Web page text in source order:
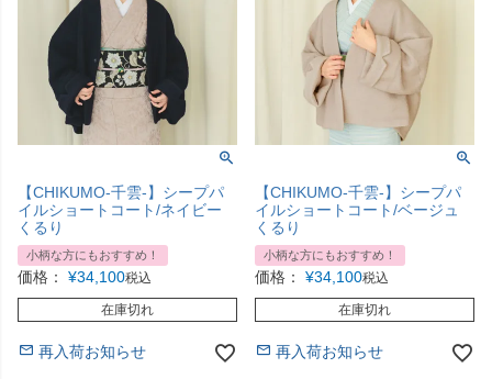
【CHIKUMO-千雲-】シープパ
イルショートコート/ネイビー
くるり
小柄な方にもおすすめ！
価格： ¥34,100税込
在庫切れ
再入荷お知らせ
【CHIKUMO-千雲-】シープパ
イルショートコート/ベージュ
くるり
小柄な方にもおすすめ！
価格： ¥34,100税込
在庫切れ
再入荷お知らせ